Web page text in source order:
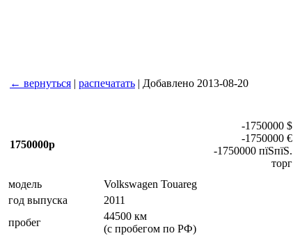
← вернуться | распечатать | Добавлено 2013-08-20
1750000р
-1750000 $
-1750000 €
-1750000 пїЅпїЅ.
торг
модель
Volkswagen Touareg
год выпуска
2011
пробег
44500 км
(с пробегом по РФ)